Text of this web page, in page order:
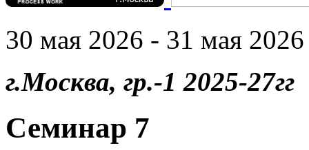
30 мая 2026 - 31 мая 2026
г.Москва, гр.-1 2025-27гг
Семинар 7